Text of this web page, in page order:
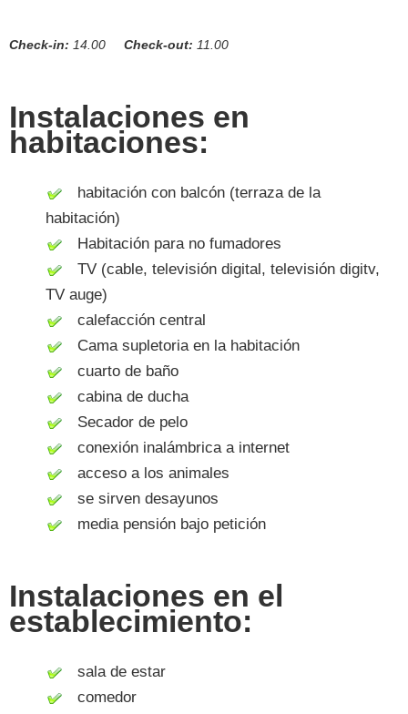
Check-in: 14.00 Check-out: 11.00
Instalaciones en
habitaciones:
habitación con balcón (terraza de la
habitación)
Habitación para no fumadores
TV (cable, televisión digital, televisión digitv,
TV auge)
calefacción central
Cama supletoria en la habitación
cuarto de baño
cabina de ducha
Secador de pelo
conexión inalámbrica a internet
acceso a los animales
se sirven desayunos
media pensión bajo petición
Instalaciones en el
establecimiento:
sala de estar
comedor